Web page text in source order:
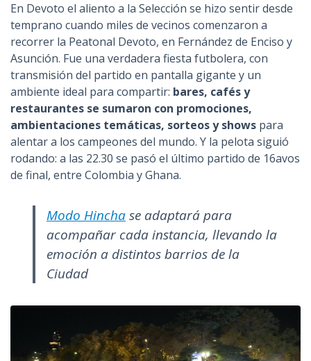
En Devoto el aliento a la Selección se hizo sentir desde
temprano cuando miles de vecinos comenzaron a
recorrer la Peatonal Devoto, en Fernández de Enciso y
Asunción. Fue una verdadera fiesta futbolera, con
transmisión del partido en pantalla gigante y un
ambiente ideal para compartir: bares, cafés y
restaurantes se sumaron con promociones,
ambientaciones temáticas, sorteos y shows para
alentar a los campeones del mundo. Y la pelota siguió
rodando: a las 22.30 se pasó el último partido de 16avos
de final, entre Colombia y Ghana.
Modo Hinchase adaptará para
acompañar cada instancia, llevando la
emoción a distintos barrios de la
Ciudad